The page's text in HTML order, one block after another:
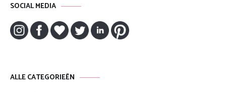
SOCIAL MEDIA
ALLE CATEGORIEËN